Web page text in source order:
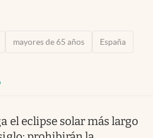
mayores de 65 años España
el eclipse solar más largo